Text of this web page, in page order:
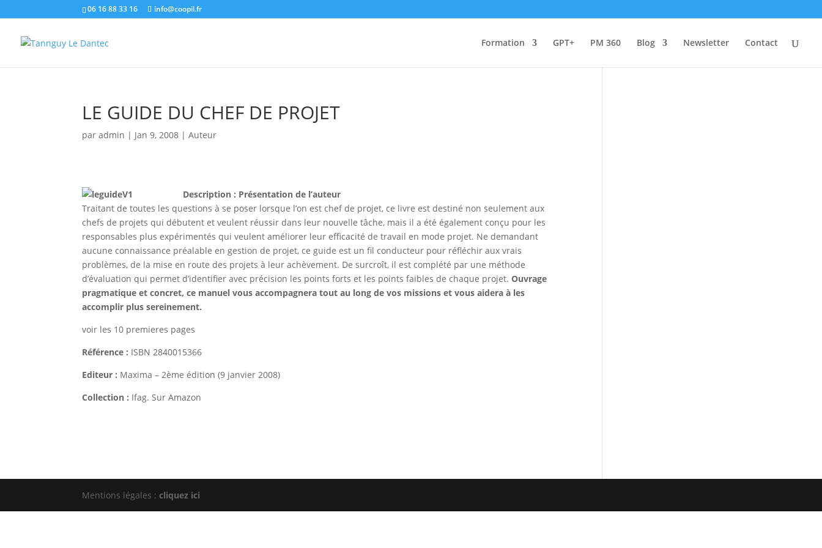
06 16 88 33 16 info@coopil.fr
Formation GPT+ PM 360 Blog Newsletter Contact
LE GUIDE DU CHEF DE PROJET
paradmin | Jan 9, 2008 |Auteur
Description : Présentation de l’auteur
Traitant de toutes les questions à se poser lorsque l’on est chef de projet, ce livre est destiné non seulement aux
chefs de projets qui débutent et veulent réussir dans leur nouvelle tâche, mais il a été également conçu pour les
responsables plus expérimentés qui veulent améliorer leur efficacité de travail en mode projet. Ne demandant
aucune connaissance préalable en gestion de projet, ce guide est un fil conducteur pour réfléchir aux vrais
problèmes, de la mise en route des projets à leur achèvement. De surcroît, il est complété par une méthode
d’évaluation qui permet d’identifier avec précision les points forts et les points faibles de chaque projet.Ouvrage
pragmatique et concret, ce manuel vous accompagnera tout au long de vos missions et vous aidera à les
accomplir plus sereinement.
voir les 10 premieres pages
Référence : ISBN 2840015366
Editeur : Maxima – 2ème édition (9 janvier 2008)
Collection : Ifag. Sur Amazon
Mentions légales :cliquez ici